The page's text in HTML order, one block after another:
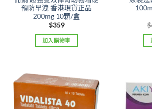
預防早洩 香港現貨正品
200mg 10顆/盒
$359
加入購物車
$